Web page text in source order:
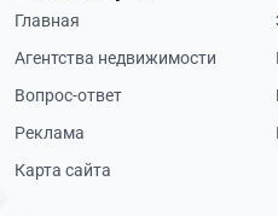
Главная
Агентства недвижимости
Вопрос-ответ
Реклама
Карта сайта